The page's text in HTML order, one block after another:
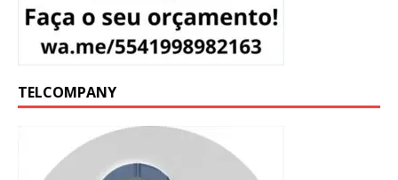
TELCOMPANY